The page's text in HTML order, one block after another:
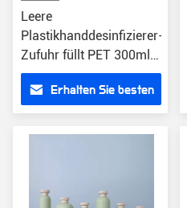
Leere
Plastikhanddesinfizierer-
Zufuhr füllt PET 300ml
400ml 500ml für die
Hand der Kinder ab
Erhalten Sie besten